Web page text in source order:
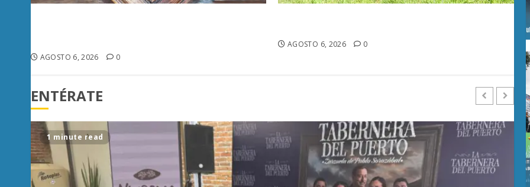
AGOSTO 6, 2026 0
AGOSTO 6, 2026 0
ENTÉRATE
2 minutes read